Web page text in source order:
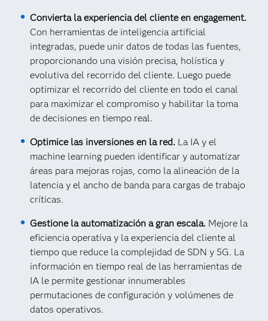
Convierta la experiencia del cliente en engagement.
Con herramientas de inteligencia artificial
integradas, puede unir datos de todas las fuentes,
proporcionando una visión precisa, holística y
evolutiva del recorrido del cliente. Luego puede
optimizar el recorrido del cliente en todo el canal
para maximizar el compromiso y habilitar la toma
de decisiones en tiempo real.
Optimice las inversiones en la red. La IA y el
machine learning pueden identificar y automatizar
áreas para mejoras rojas, como la alineación de la
latencia y el ancho de banda para cargas de trabajo
críticas.
Gestione la automatización a gran escala. Mejore la
eficiencia operativa y la experiencia del cliente al
tiempo que reduce la complejidad de SDN y 5G. La
información en tiempo real de las herramientas de
IA le permite gestionar innumerables
permutaciones de configuración y volúmenes de
datos operativos.​